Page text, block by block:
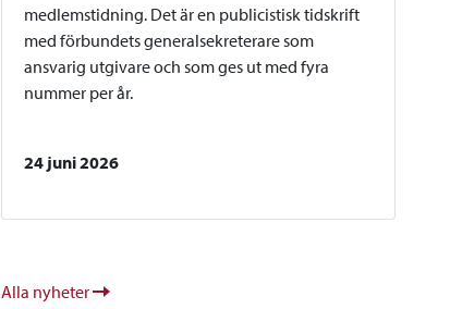
medlemstidning. Det är en publicistisk tidskrift
med förbundets generalsekreterare som
ansvarig utgivare och som ges ut med fyra
nummer per år.
24 juni 2026
Alla nyheter